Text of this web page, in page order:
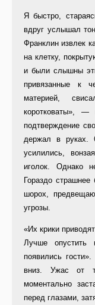
Я быстро,
вдруг услышал
Франклин извлек
на клетку,
и были слышны
привязанные к
материей,
коротковаты»,
подтверждение
держал в руках.
усилились,
иголок. Однако
Гораздо
шорох,
угрозы.
«Их крики
Лучше опустить
появились
вниз. Ужас от
моментально
перед глазами,